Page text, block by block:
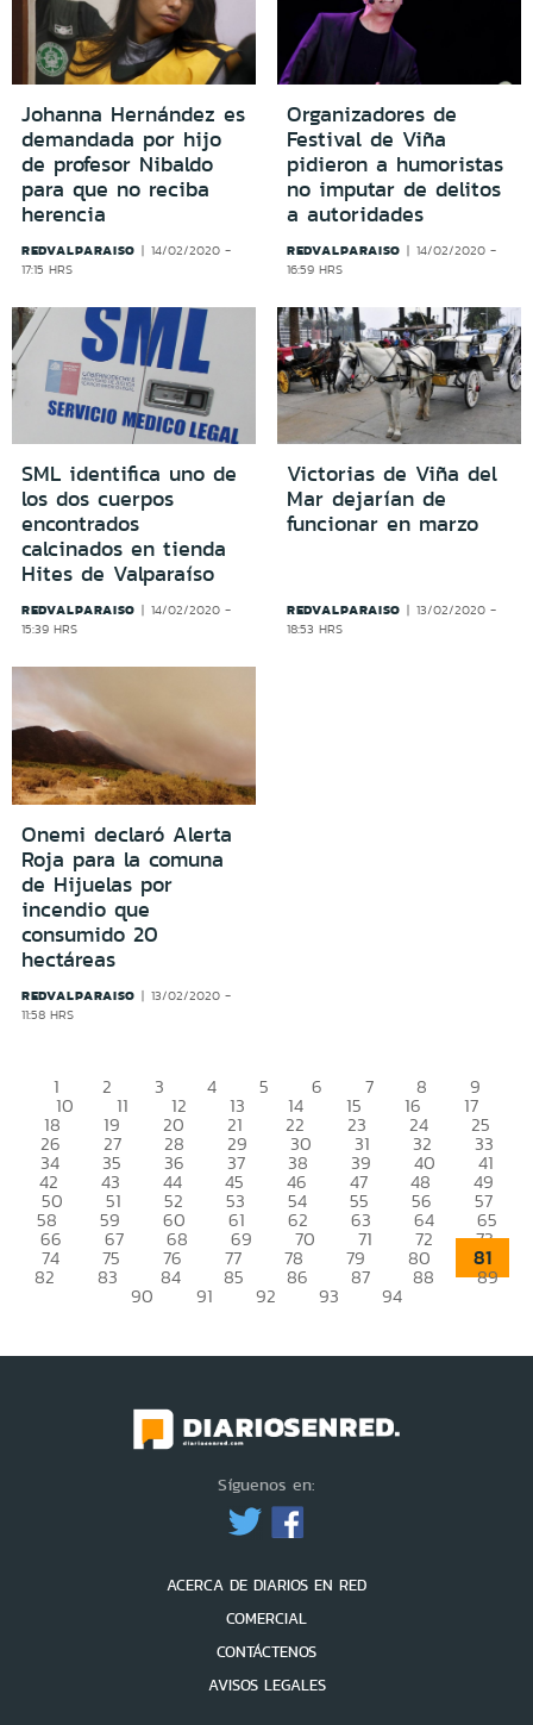
Johanna Hernández es
demandada por hijo
de profesor Nibaldo
para que no reciba
herencia
REDVALPARAISO
14/02/2020 -
17:15 HRS
Organizadores de
Festival de Viña
pidieron a humoristas
no imputar de delitos
a autoridades
REDVALPARAISO
14/02/2020 -
16:59 HRS
SML identifica uno de
los dos cuerpos
encontrados
calcinados en tienda
Hites de Valparaíso
REDVALPARAISO
14/02/2020 -
15:39 HRS
Victorias de Viña del
Mar dejarían de
funcionar en marzo
REDVALPARAISO
13/02/2020 -
18:53 HRS
Onemi declaró Alerta
Roja para la comuna
de Hijuelas por
incendio que
consumido 20
hectáreas
REDVALPARAISO
13/02/2020 -
11:58 HRS
1 2 3 4 5 6 7 8 9
10 11 12 13 14 15 16 17
18 19 20 21 22 23 24 25
26 27 28 29 30 31 32 33
34 35 36 37 38 39 40 41
42 43 44 45 46 47 48 49
50 51 52 53 54 55 56 57
58 59 60 61 62 63 64 65
66 67 68 69 70 71 72 73
74 75 76 77 78 79 80 81
82 83 84 85 86 87 88 89
90 91 92 93 94
Síguenos en:
ACERCA DE DIARIOS EN RED
COMERCIAL
CONTÁCTENOS
AVISOS LEGALES